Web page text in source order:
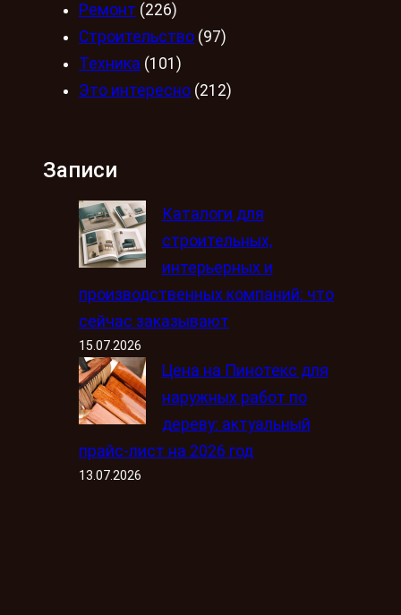
Ремонт (226)
Строительство (97)
Техника (101)
Это интересно (212)
Записи
Каталоги для
строительных,
интерьерных и
производственных компаний: что
сейчас заказывают
15.07.2026
Цена на Пинотекс для
наружных работ по
дереву: актуальный
прайс-лист на 2026 год
13.07.2026